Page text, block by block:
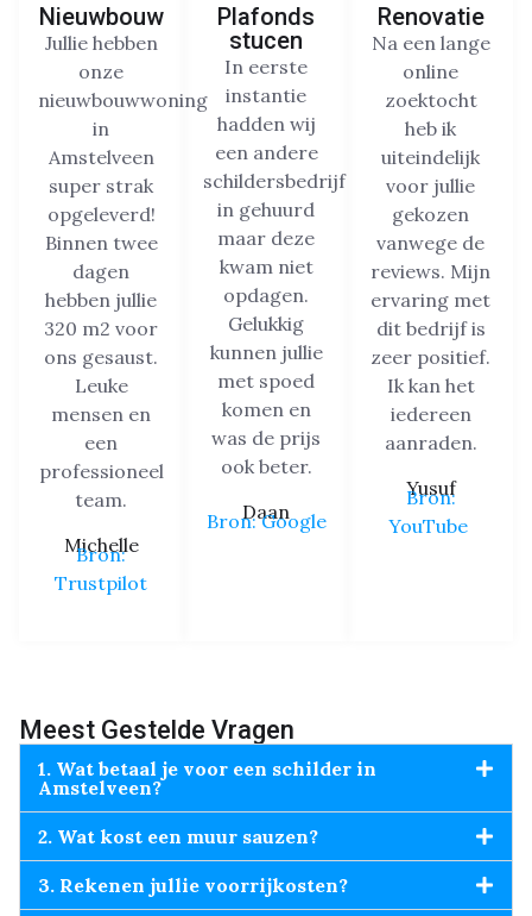
Nieuwbouw
Jullie hebben
onze
nieuwbouwwoning
in
Amstelveen
super strak
opgeleverd!
Binnen twee
dagen
hebben jullie
320 m2 voor
ons gesaust.
Leuke
mensen en
een
professioneel
team.
Michelle
Bron:
Trustpilot
Plafonds
stucen
In eerste
instantie
hadden wij
een andere
schildersbedrijf
in gehuurd
maar deze
kwam niet
opdagen.
Gelukkig
kunnen jullie
met spoed
komen en
was de prijs
ook beter.
Daan
Bron: Google
Renovatie
Na een lange
online
zoektocht
heb ik
uiteindelijk
voor jullie
gekozen
vanwege de
reviews. Mijn
ervaring met
dit bedrijf is
zeer positief.
Ik kan het
iedereen
aanraden.
Yusuf
Bron:
YouTube
Meest Gestelde Vragen
1. Wat betaal je voor een schilder in
Amstelveen?
2. Wat kost een muur sauzen?
3. Rekenen jullie voorrijkosten?